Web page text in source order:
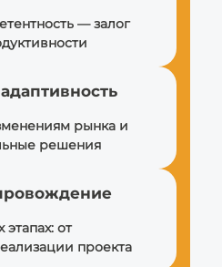
— залог
рынка и
решения
от
проекта